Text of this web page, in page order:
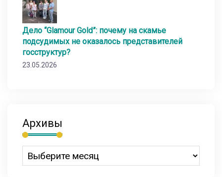
Дело “Glamour Gold”: почему на скамье
подсудимых не оказалось представителей
госструктур?
23.05.2026
Архивы